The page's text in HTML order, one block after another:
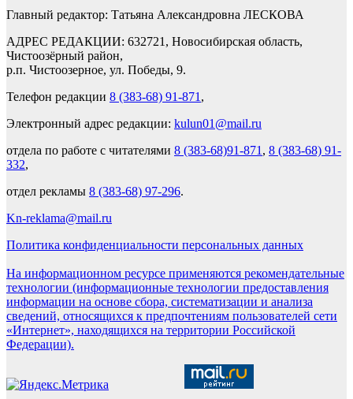
Главный редактор: Татьяна Александровна ЛЕСКОВА
АДРЕС РЕДАКЦИИ: 632721, Новосибирская область,
Чистоозёрный район,
р.п. Чистоозерное, ул. Победы, 9.
Телефон редакции 8 (383-68) 91-871,
Электронный адрес редакции: kulun01@mail.ru
отдела по работе с читателями 8 (383-68)91-871, 8 (383-68) 91-
332,
отдел рекламы 8 (383-68) 97-296.
Kn-reklama@mail.ru
Политика конфиденциальности персональных данных
На информационном ресурсе применяются рекомендательные
технологии (информационные технологии предоставления
информации на основе сбора, систематизации и анализа
сведений, относящихся к предпочтениям пользователей сети
«Интернет», находящихся на территории Российской
Федерации).